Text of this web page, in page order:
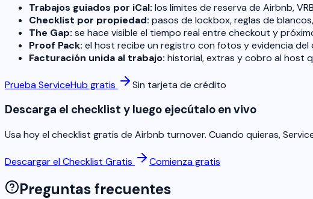
Trabajos guiados por iCal: los límites de reserva de Airbnb,
Checklist por propiedad: pasos de lockbox, reglas de
The Gap: se hace visible el tiempo real entre checkout y
Proof Pack: el host recibe un registro con fotos y evidencia
Facturación unida al trabajo: historial, extras y cobro al host
Prueba ServiceHub gratis Sin tarjeta de crédito
Descarga el checklist y luego ejecútalo en vivo
Usa hoy el checklist gratis de Airbnb turnover. Cuando quieras,
Descargar el Checklist Gratis Comienza gratis
Preguntas frecuentes